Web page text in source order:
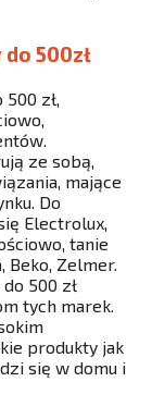
500zł
zł,
ze sobą,
mające
Do
Electrolux,
tanie
Beko, Zelmer.
500 zł
tych marek.
produkty jak
się w domu i